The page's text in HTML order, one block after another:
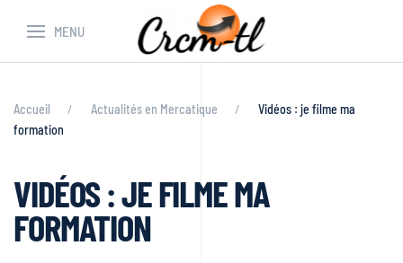
MENU
Accueil Actualités en Mercatique
Vidéos : je filme ma
formation
VIDÉOS : JE FILME MA
FORMATION